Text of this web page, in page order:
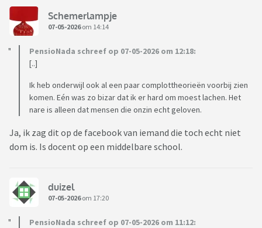
Schemerlampje
07-05-2026om 14:14
PensioNada schreef op 07-05-2026 om 12:18:
[..]
Ik heb onderwijl ook al een paar complottheorieën voorbij zien
komen. Eén was zo bizar dat ik er hard om moest lachen. Het
nare is alleen dat mensen die onzin echt geloven.
Ja, ik zag dit op de facebook van iemand die toch echt niet
dom is. Is docent op een middelbare school.
duizel
07-05-2026om 17:20
PensioNada schreef op 07-05-2026 om 11:12: